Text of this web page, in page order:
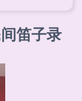
笛子录